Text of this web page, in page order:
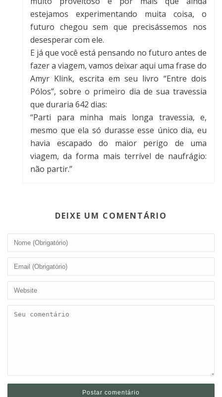
estejamos experimentando muita coisa, o
futuro chegou sem que precisássemos nos
desesperar com ele.
E já que você está pensando no futuro antes de
fazer a viagem, vamos deixar aqui uma frase do
Amyr Klink, escrita em seu livro “Entre dois
Pólos”, sobre o primeiro dia de sua travessia
que duraria 642 dias:
“Parti para minha mais longa travessia, e,
mesmo que ela só durasse esse único dia, eu
havia escapado do maior perigo de uma
viagem, da forma mais terrível de naufrágio:
não partir.”
DEIXE UM COMENTÁRIO